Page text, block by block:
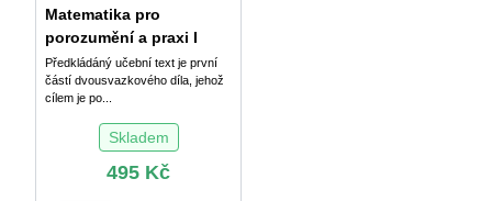
Matematika pro
porozumění a praxi I
Předkládáný učební text je první
částí dvousvazkového díla, jehož
cílem je po...
Skladem
495 Kč